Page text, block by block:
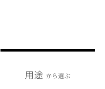
用途 から選ぶ